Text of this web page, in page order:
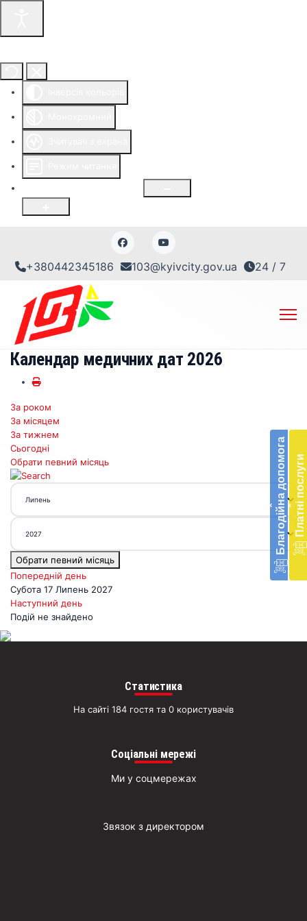
+380442345186 103@kyivcity.gov.ua 24 / 7
‹ Благодійна допомогав
‹ Платні послуги
Календар медичних дат 2026
За роком
За місяцем
За тижнем
Сьогодні
Обрати певний місяць
Обрати певний місяць
Попередній день
Субота 17 Липень 2027
Наступний день
Подій не знайдено
Статистика
На сайті 184 гостя та 0 користувачів
Соціальні мережі
Ми у соцмережах
Звязок з директором